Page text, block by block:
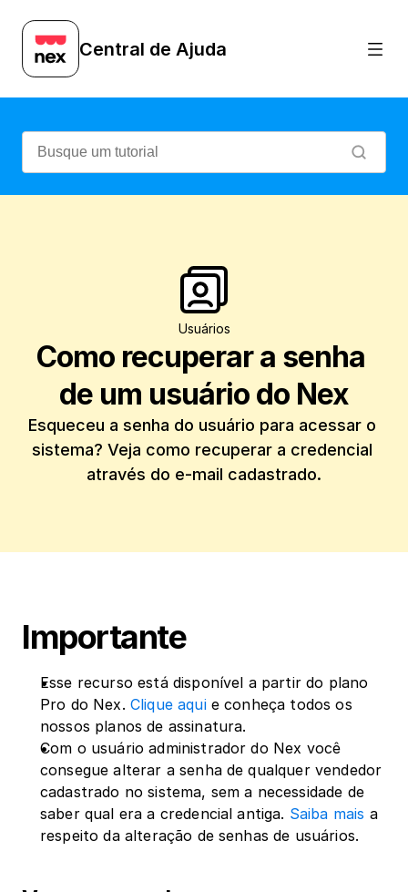
Central de Ajuda
Usuários
Como recuperar a senha
de um usuário do Nex
Esqueceu a senha do usuário para acessar o
sistema? Veja como recuperar a credencial
através do e-mail cadastrado.
Importante
Esse recurso está disponível a partir do plano
Pro do Nex. Clique aqui e conheça todos os
nossos planos de assinatura.
Com o usuário administrador do Nex você
consegue alterar a senha de qualquer vendedor
cadastrado no sistema, sem a necessidade de
saber qual era a credencial antiga. Saiba mais a
respeito da alteração de senhas de usuários.